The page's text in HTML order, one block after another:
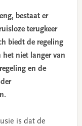
bestaat er
terugkeer
biedt de regeling
het niet langer van
en de
is dat de